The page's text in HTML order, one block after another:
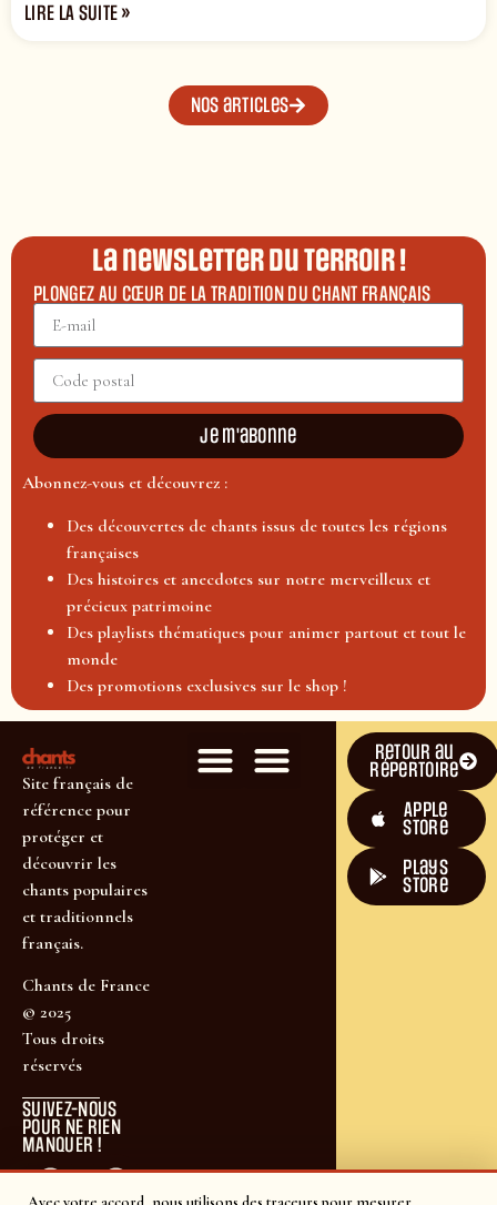
LIRE LA SUITE »
Nos articles
La newsletter du terroir !
PLONGEZ AU CŒUR DE LA TRADITION DU CHANT FRANÇAIS
Je m'abonne
Abonnez-vous et découvrez :
Des découvertes de chants issus de toutes les régions
françaises
Des histoires et anecdotes sur notre merveilleux et
précieux patrimoine
Des playlists thématiques pour animer partout et tout le
monde
Des promotions exclusives sur le shop !
Site français de
référence pour
protéger et
découvrir les
chants populaires
et traditionnels
français.
Chants de France
© 2025
Tous droits
réservés
SUIVEZ-NOUS
POUR NE RIEN
MANQUER !
Retour au
répertoire
Apple
Store
plays
store